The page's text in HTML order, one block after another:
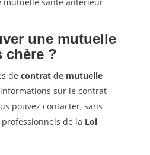
une mutuelle
chère ?
de contrat de mutuelle
sur le contrat
pouvez contacter, sans
de la Loi